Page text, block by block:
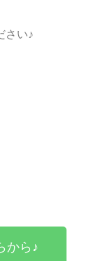
さい♪
から♪